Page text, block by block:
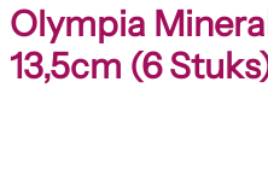
Olympia
13,5cm (6